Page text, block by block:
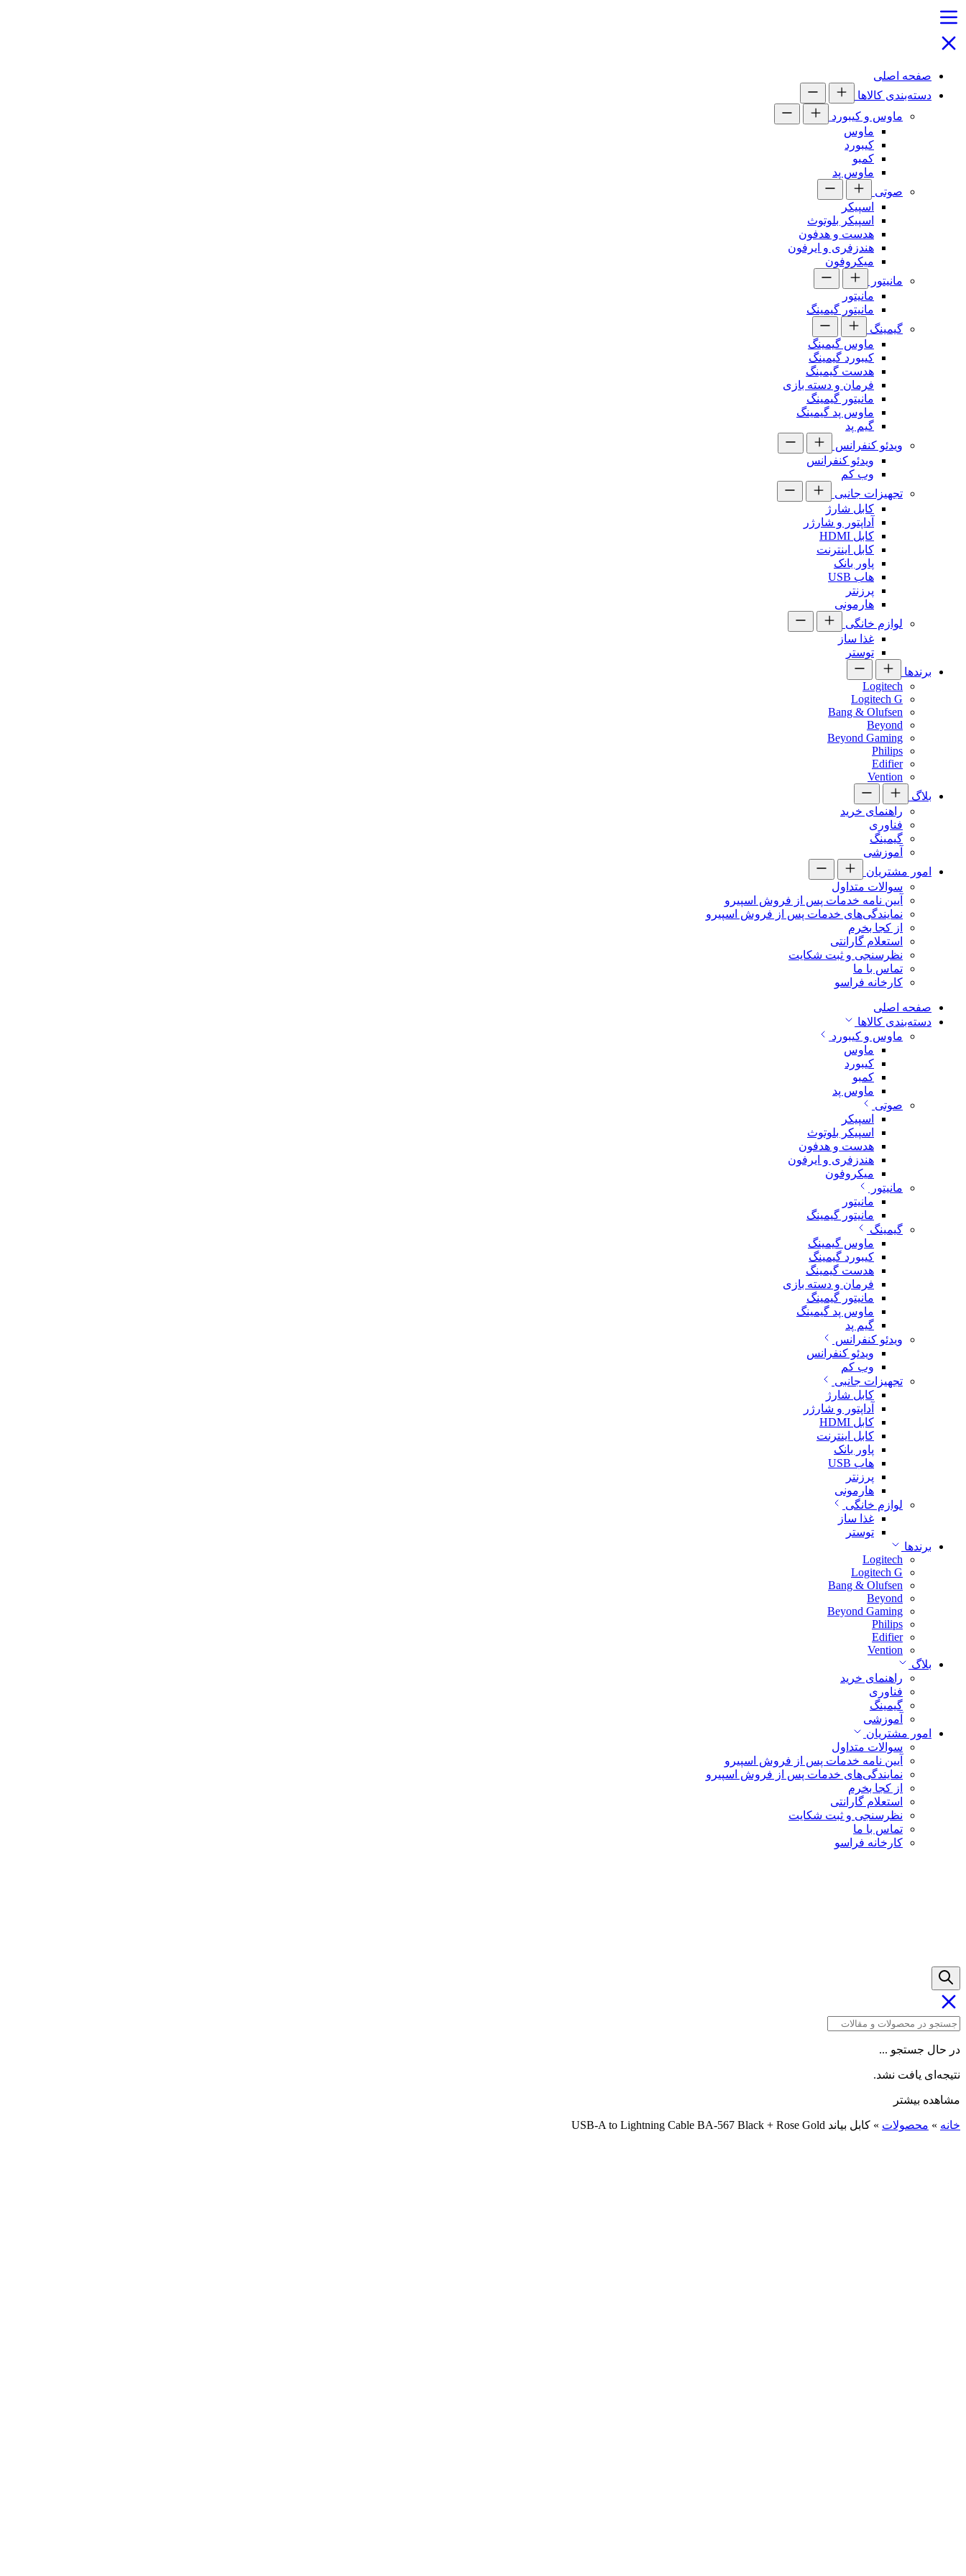
صفحه اصلی
دسته‌بندی کالاها
ماوس و کیبورد
ماوس
کیبورد
کمبو
ماوس پد
صوتی
اسپیکر
اسپیکر بلوتوث
هدست و هدفون
هندزفری و ایرفون
میکروفون
مانیتور
مانیتور
مانیتور گیمینگ
گیمینگ
ماوس گیمینگ
کیبورد گیمینگ
هدست گیمینگ
فرمان و دسته بازی
مانیتور گیمینگ
ماوس پد گیمینگ
گیم پد
ویدئو کنفرانس
ویدئو کنفرانس
وب کم
تجهیزات جانبی
کابل شارژ
آداپتور و شارژر
کابل HDMI
کابل اینترنت
پاور بانک
هاب USB
پرزنتر
هارمونی
لوازم خانگی
غذا ساز
توستر
برندها
Logitech
Logitech G
Bang & Olufsen
Beyond
Beyond Gaming
Philips
Edifier
Vention
بلاگ
راهنمای خرید
فناوری
گیمینگ
آموزشی
امور مشتریان
سوالات متداول
آیین نامه خدمات پس از فروش اسپیرو
نمایندگی‌های خدمات پس از فروش اسپیرو
از کجا بخرم
استعلام گارانتی
نظرسنجی و ثبت شکایت
تماس با ما
کارخانه فراسو
صفحه اصلی
دسته‌بندی کالاها
ماوس و کیبورد
ماوس
کیبورد
کمبو
ماوس پد
صوتی
اسپیکر
اسپیکر بلوتوث
هدست و هدفون
هندزفری و ایرفون
میکروفون
مانیتور
مانیتور
مانیتور گیمینگ
گیمینگ
ماوس گیمینگ
کیبورد گیمینگ
هدست گیمینگ
فرمان و دسته بازی
مانیتور گیمینگ
ماوس پد گیمینگ
گیم پد
ویدئو کنفرانس
ویدئو کنفرانس
وب کم
تجهیزات جانبی
کابل شارژ
آداپتور و شارژر
کابل HDMI
کابل اینترنت
پاور بانک
هاب USB
پرزنتر
هارمونی
لوازم خانگی
غذا ساز
توستر
برندها
Logitech
Logitech G
Bang & Olufsen
Beyond
Beyond Gaming
Philips
Edifier
Vention
بلاگ
راهنمای خرید
فناوری
گیمینگ
آموزشی
امور مشتریان
سوالات متداول
آیین نامه خدمات پس از فروش اسپیرو
نمایندگی‌های خدمات پس از فروش اسپیرو
از کجا بخرم
استعلام گارانتی
نظرسنجی و ثبت شکایت
تماس با ما
کارخانه فراسو
در حال جستجو ...
نتیجه‌ای یافت نشد.
مشاهده بیشتر
خانه » محصولات » کابل بیاند USB-A to Lightning Cable BA-567 Black + Rose Gold